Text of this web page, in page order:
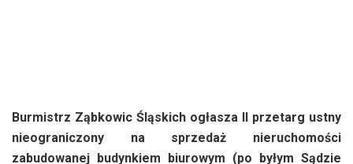
Burmistrz Ząbkowic Śląskich ogłasza II przetarg ustny
nieograniczony na sprzedaż nieruchomości
zabudowanej budynkiem biurowym (po byłym Sądzie